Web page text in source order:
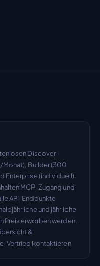
Discover-
Builder (300
Enterprise (individuell).
MCP-Zugang und
API-Endpunkte
und jährliche
Preis erworben werden.
&
Vertrieb kontaktieren